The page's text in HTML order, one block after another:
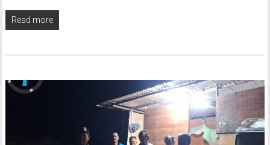
Read more